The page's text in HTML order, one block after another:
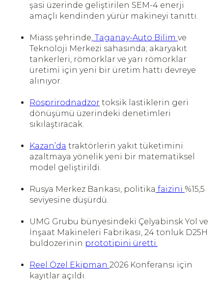
şasi üzerinde geliştirilen SEM-4 enerji
amaçlı kendinden yürür makineyi tanıttı.
Miass şehrinde, Taganay-Auto Bilim ve
Teknoloji Merkezi sahasında; akaryakıt
tankerleri, römorklar ve yarı römorklar
üretimi için yeni bir üretim hattı devreye
alınıyor.
Rosprirodnadzor toksik lastiklerin geri
dönüşümü üzerindeki denetimleri
sıkılaştıracak.
Kazan’da traktörlerin yakıt tüketimini
azaltmaya yönelik yeni bir matematiksel
model geliştirildi.
Rusya Merkez Bankası, politika faizini %15,5
seviyesine düşürdü.
UMG Grubu bünyesindeki Çelyabinsk Yol ve
İnşaat Makineleri Fabrikası, 24 tonluk D25H
buldozerinin prototipini üretti.
Reel Özel Ekipman 2026 Konferansı için
kayıtlar açıldı.